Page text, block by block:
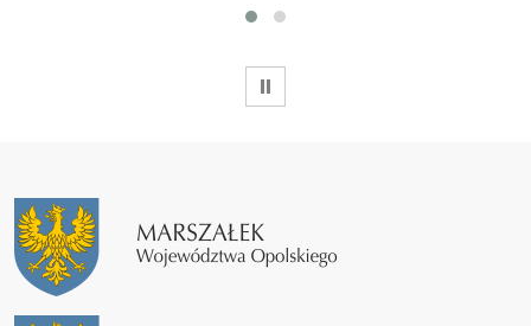
WSTRZYMAJ